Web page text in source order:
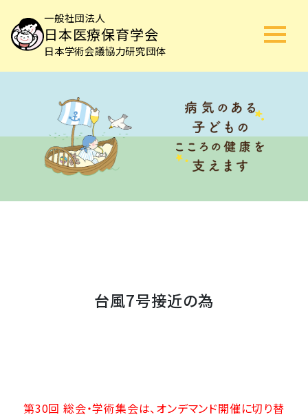
一般社団法人
日本医療保育学会
日本学術会議協力研究団体
台風7号接近の為
第30回 総会・学術集会は、オンデマンド開催に切り替